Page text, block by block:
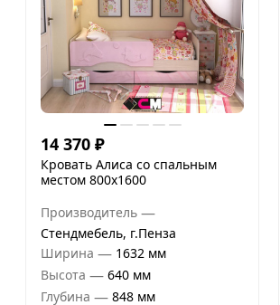
14 370 ₽
Кровать Алиса со спальным
местом 800х1600
Производитель —
Стендмебель, г.Пенза
Ширина — 1632 мм
Высота — 640 мм
Глубина — 848 мм